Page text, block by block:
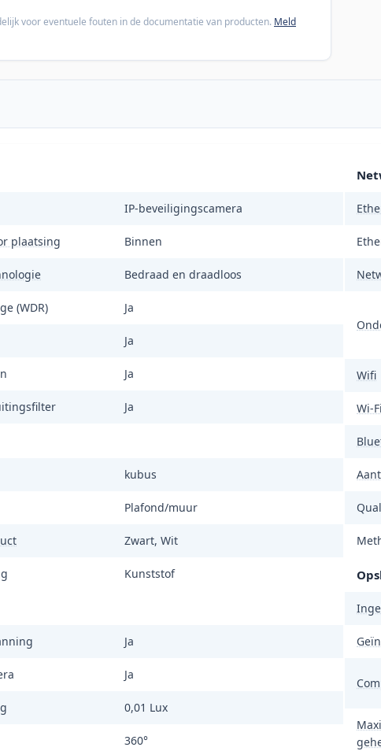
voor eventuele fouten in de documentatie van producten. Meld
IP-beveiligingscamera
plaatsing Binnen
Bedraad en draadloos
(WDR) Ja
Ja
Ja
Ja
kubus
Plafond/muur
Zwart, Wit
Kunststof
Ja
Ja
0,01 Lux
360°
Wifi
Wi-